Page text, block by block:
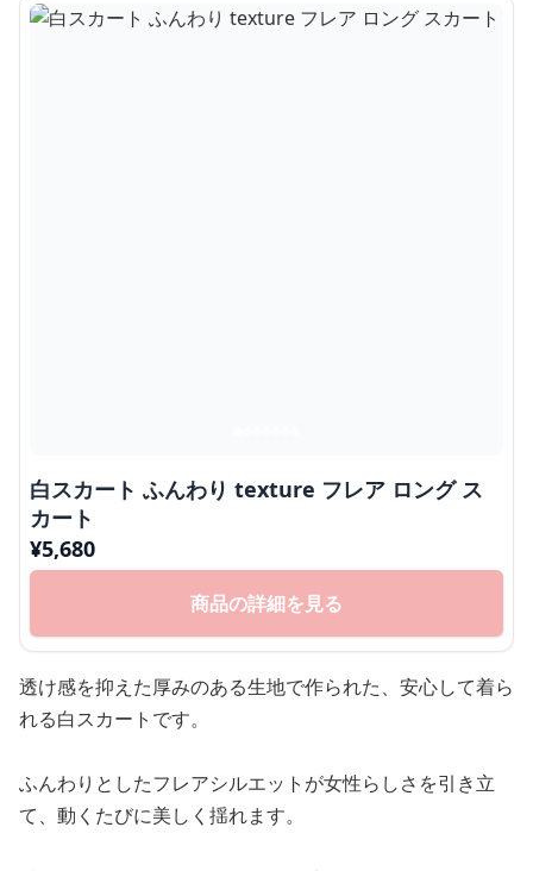
白スカート ふんわり texture フレア ロング ス
カート
¥5,680
商品の詳細を見る
透け感を抑えた厚みのある生地で作られた、安心して着ら
れる白スカートです。
ふんわりとしたフレアシルエットが女性らしさを引き立
て、動くたびに美しく揺れます。